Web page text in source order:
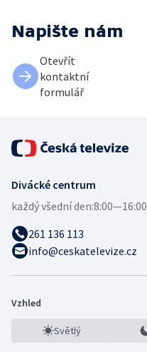
Napište nám
Otevřít
kontaktní
formulář
Divácké centrum
každý všední den:
261 136 113
info@ceskatelevize.cz
Vzhled
Světlý